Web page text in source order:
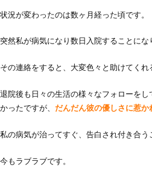
状況が変わったのは数ヶ月経った頃です。
突然私が病気になり数日入院することにな
その連絡をすると、大変色々と助けてくれ
退院後も日々の生活の様々なフォローを
かったですが、 だんだん彼の優しさに惹か
私の病気が治ってすぐ、告白され付き合う
今もラブラブです。